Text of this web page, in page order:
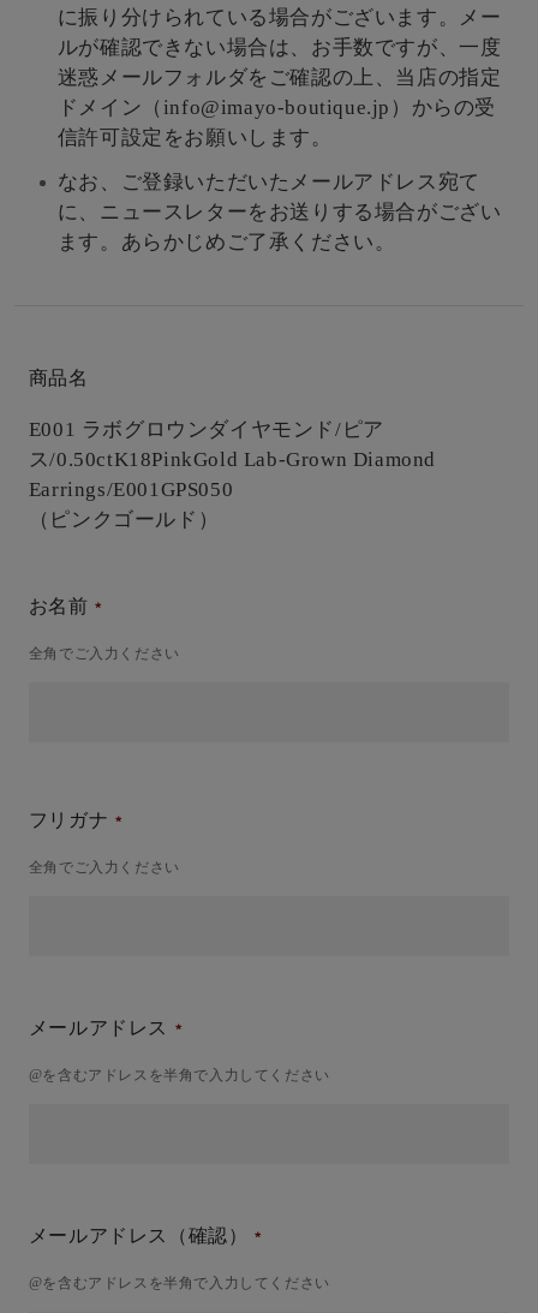
に振り分けられている場合がございます。メー
ルが確認できない場合は、お手数ですが、一度
迷惑メールフォルダをご確認の上、当店の指定
ドメイン（info@imayo-boutique.jp）からの受
信許可設定をお願いします。
なお、ご登録いただいたメールアドレス宛て
に、ニュースレターをお送りする場合がござい
ます。あらかじめご了承ください。
商品名
E001 ラボグロウンダイヤモンド/ピア
ス/0.50ctK18PinkGold Lab-Grown Diamond
Earrings/E001GPS050
（ピンクゴールド）
お名前
全角でご入力ください
フリガナ
全角でご入力ください
メールアドレス
@を含むアドレスを半角で入力してください
メールアドレス（確認）
@を含むアドレスを半角で入力してください